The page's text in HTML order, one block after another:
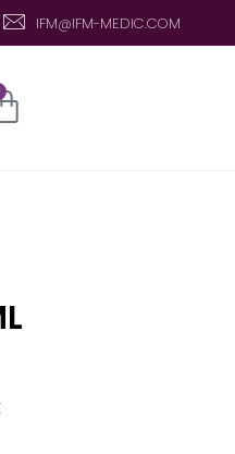
IFM@IFM-MEDIC.COM